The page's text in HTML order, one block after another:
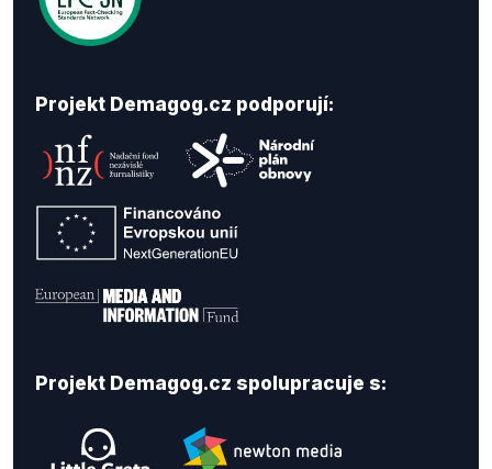
Projekt Demagog.cz podporují:
Projekt Demagog.cz spolupracuje s: